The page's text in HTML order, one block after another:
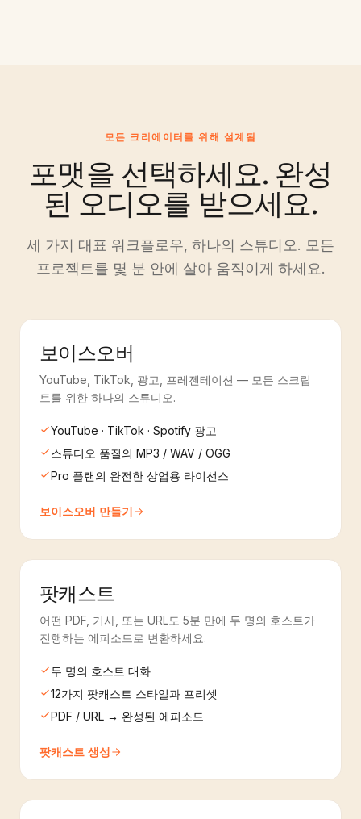
모든 크리에이터를 위해 설계됨
포맷을 선택하세요. 완성
된 오디오를 받으세요.
세 가지 대표 워크플로우, 하나의 스튜디오. 모든
프로젝트를 몇 분 안에 살아 움직이게 하세요.
보이스오버
YouTube, TikTok, 광고, 프레젠테이션 — 모든 스크립
트를 위한 하나의 스튜디오.
YouTube · TikTok · Spotify 광고
스튜디오 품질의 MP3 / WAV / OGG
Pro 플랜의 완전한 상업용 라이선스
보이스오버 만들기
팟캐스트
어떤 PDF, 기사, 또는 URL도 5분 만에 두 명의 호스트가
진행하는 에피소드로 변환하세요.
두 명의 호스트 대화
12가지 팟캐스트 스타일과 프리셋
PDF / URL → 완성된 에피소드
팟캐스트 생성